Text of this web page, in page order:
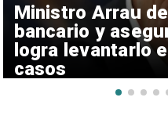
Ministro Arrau
bancario y
logra levantarlo
casos